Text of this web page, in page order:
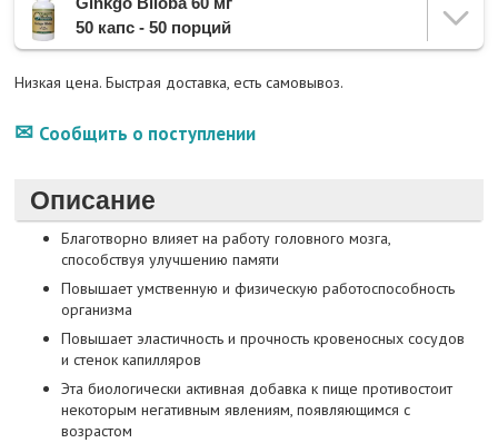
50 капс - 50 порций
Низкая цена. Быстрая доставка, есть самовывоз.
Сообщить о поступлении
Описание
Благотворно влияет на работу головного мозга,
способствуя улучшению памяти
Повышает умственную и физическую работоспособность
организма
Повышает эластичность и прочность кровеносных сосудов
и стенок капилляров
Эта биологически активная добавка к пище противостоит
некоторым негативным явлениям, появляющимся с
возрастом